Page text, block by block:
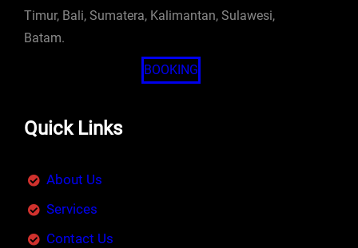
Timur, Bali, Sumatera, Kalimantan, Sulawesi,
Batam.
BOOKING
Quick Links
About Us
Services
Contact Us